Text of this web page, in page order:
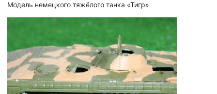
Модель немецкого тяжёлого танка «Тигр»